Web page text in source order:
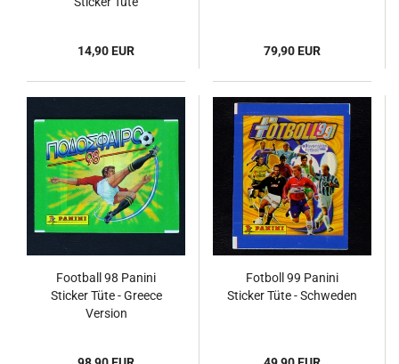
14,90 EUR 79,90 EUR
Football 98 Panini
Sticker Tüte - Greece
Version
Fotboll 99 Panini
Sticker Tüte - Schweden